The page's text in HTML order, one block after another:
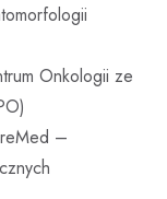
Onkologii ze
–